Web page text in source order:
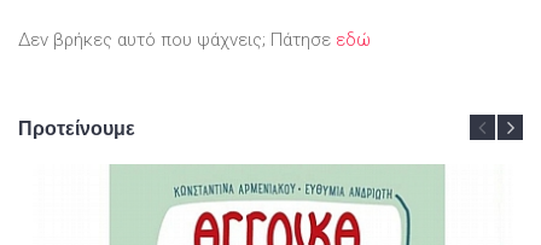
Δεν βρήκες αυτό που ψάχνεις; Πάτησε εδώ
Προτείνουμε